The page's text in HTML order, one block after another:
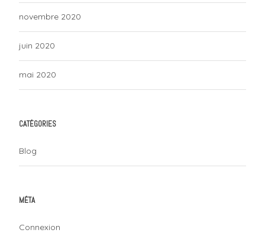
novembre 2020
juin 2020
mai 2020
CATÉGORIES
Blog
MÉTA
Connexion